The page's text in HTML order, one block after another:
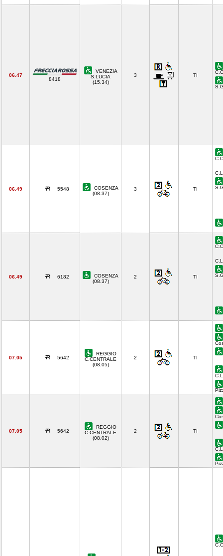
06.47
8418
VENEZIA
S.LUCIA
(15.34)
3 TI
06.49 5548
COSENZA
(08.37)
3 TI
06.49 6182
COSENZA
(08.37)
2 TI
07.05 5642
REGGIO
C.CENTRALE
(08.05)
2 TI
07.05 5642
REGGIO
C.CENTRALE
(08.02)
2 TI